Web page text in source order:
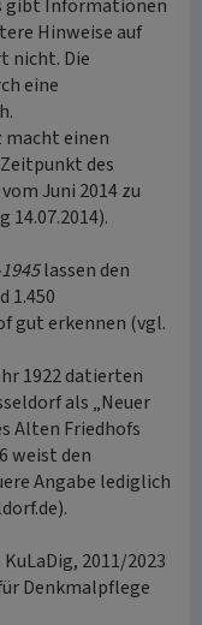
gibt Informationen
Hinweise auf
nicht. Die
eine
macht einen
des
Juni 2014 zu
14.07.2014).
lassen den
1.450
gut erkennen (vgl.
1922 datierten
als „Neuer
Alten Friedhofs
weist den
Angabe lediglich
2011/2023
Denkmalpflege